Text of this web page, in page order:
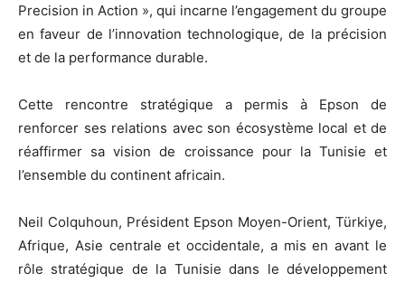
Precision in Action », qui incarne l’engagement du groupe
en faveur de l’innovation technologique, de la précision
et de la performance durable.
Cette rencontre stratégique a permis à Epson de
renforcer ses relations avec son écosystème local et de
réaffirmer sa vision de croissance pour la Tunisie et
l’ensemble du continent africain.
Neil Colquhoun, Président Epson Moyen-Orient, Türkiye,
Afrique, Asie centrale et occidentale, a mis en avant le
rôle stratégique de la Tunisie dans le développement